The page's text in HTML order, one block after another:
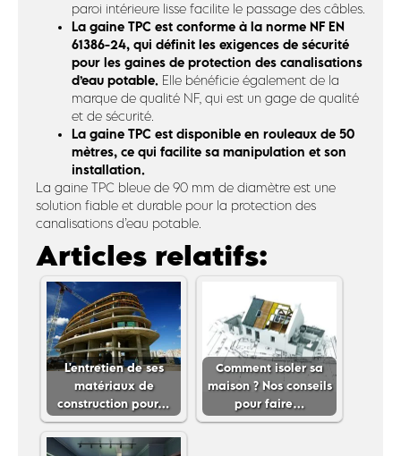
paroi intérieure lisse facilite le passage des câbles.
La gaine TPC est conforme à la norme NF EN
61386-24, qui définit les exigences de sécurité
pour les gaines de protection des canalisations
d’eau potable. Elle bénéficie également de la
marque de qualité NF, qui est un gage de qualité
et de sécurité.
La gaine TPC est disponible en rouleaux de 50
mètres, ce qui facilite sa manipulation et son
installation.
La gaine TPC bleue de 90 mm de diamètre est une
solution fiable et durable pour la protection des
canalisations d’eau potable.
Articles relatifs:
L'entretien de ses
matériaux de
construction pour…
Comment isoler sa
maison ? Nos conseils
pour faire…